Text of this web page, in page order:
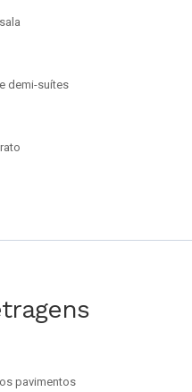
demi-suítes
pavimentos